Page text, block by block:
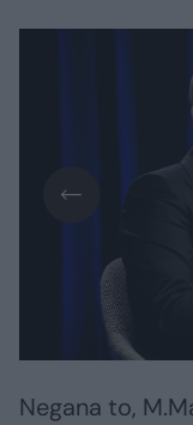
Negana to,